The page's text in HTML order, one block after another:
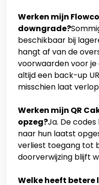
Werken mijn
downgrade?
beschikbaar bij
hangt af van de
voorwaarden voor
altijd een back-up
misschien laat
Werken mijn QR
opzeg?Ja. De
naar hun laatst
verliest toegang tot
doorverwijzing blijft
Welke heeft